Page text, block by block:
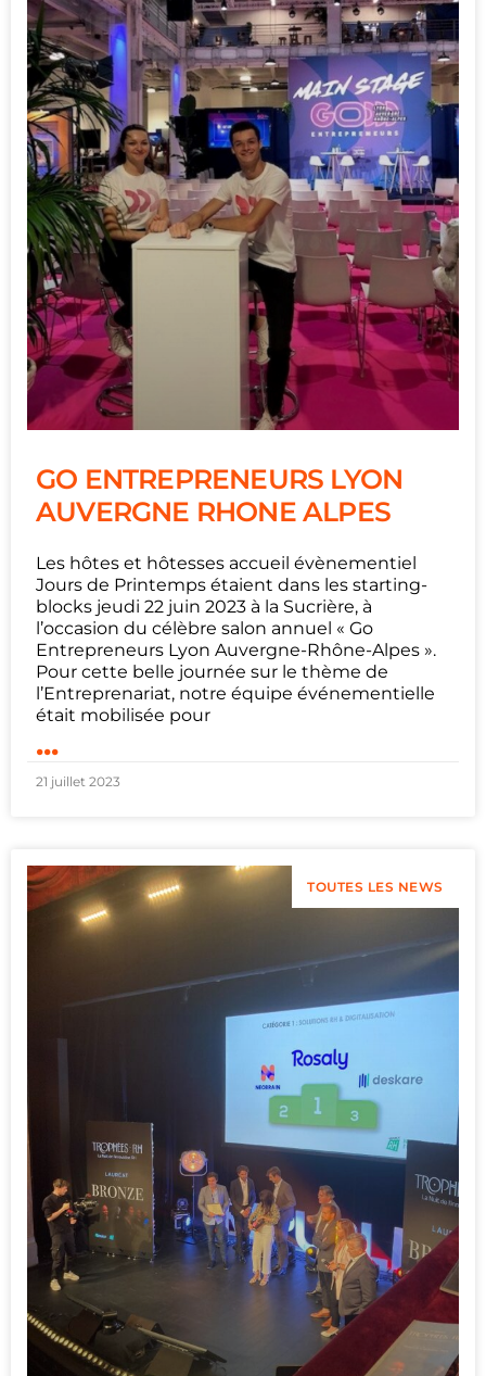
GO ENTREPRENEURS LYON
AUVERGNE RHONE ALPES
Les hôtes et hôtesses accueil évènementiel
Jours de Printemps étaient dans les starting-
blocks jeudi 22 juin 2023 à la Sucrière, à
l’occasion du célèbre salon annuel « Go
Entrepreneurs Lyon Auvergne-Rhône-Alpes ».
Pour cette belle journée sur le thème de
l’Entreprenariat, notre équipe événementielle
était mobilisée pour
...
21 juillet 2023
TOUTES LES NEWS